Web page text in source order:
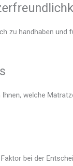
zu handhaben
welche
bei der